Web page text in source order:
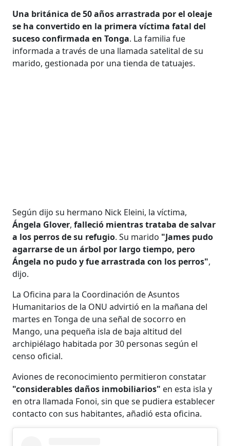
Una británica de 50 años arrastrada por el oleaje
se ha convertido en la primera víctima fatal del
suceso confirmada en Tonga. La familia fue
informada a través de una llamada satelital de su
marido, gestionada por una tienda de tatuajes.
Según dijo su hermano Nick Eleini, la víctima,
Ángela Glover,falleció mientras trataba de salvar
a los perros de su refugio. Su marido "James pudo
agarrarse de un árbol por largo tiempo, pero
Ángela no pudo y fue arrastrada con los perros",
dijo.
La Oficina para la Coordinación de Asuntos
Humanitarios de la ONU advirtió en la mañana del
martes en Tonga de una señal de socorro en
Mango, una pequeña isla de baja altitud del
archipiélago habitada por 30 personas según el
censo oficial.
Aviones de reconocimiento permitieron constatar
"considerables daños inmobiliarios" en esta isla y
en otra llamada Fonoi, sin que se pudiera establecer
contacto con sus habitantes, añadió esta oficina.